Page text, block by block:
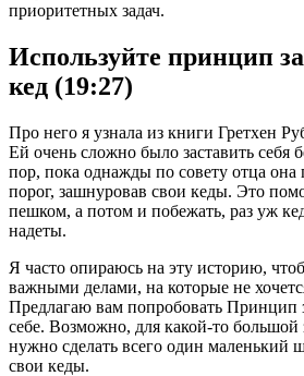
приоритетных задач.
Используйте принцип
кед (19:27)
Про него я узнала из книги Гретхен
Ей очень сложно было заставить себя
пор, пока однажды по совету отца она
порог, зашнуровав свои кеды. Это
пешком, а потом и побежать, раз уж
надеты.
Я часто опираюсь на эту историю,
важными делами, на которые не
Предлагаю вам попробовать Принцип
себе. Возможно, для какой-то большой
нужно сделать всего один маленький
свои кеды.